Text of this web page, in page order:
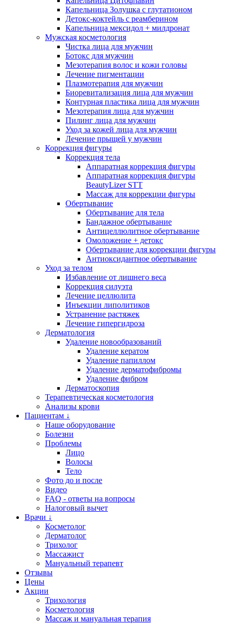
Капельница Золушка с глутатионом
Детокс-коктейль с реамберином
Капельница мексидол + милдронат
Мужская косметология
Чистка лица для мужчин
Ботокс для мужчин
Мезотерапия волос и кожи головы
Лечение пигментации
Плазмотерапия для мужчин
Биоревитализация лица для мужчин
Контурная пластика лица для мужчин
Мезотерапия лица для мужчин
Пилинг лица для мужчин
Уход за кожей лица для мужчин
Лечение прыщей у мужчин
Коррекция фигуры
Коррекция тела
Аппаратная коррекция фигуры
Аппаратная коррекция фигуры
BeautyLizer STT
Массаж для коррекции фигуры
Обертывание
Обертывание для тела
Бандажное обертывание
Антицеллюлитное обертывание
Омоложение + детокс
Обертывание для коррекции фигуры
Антиоксидантное обертывание
Уход за телом
Избавление от лишнего веса
Коррекция силуэта
Лечение целлюлита
Инъекции липолитиков
Устранение растяжек
Лечение гипергидроза
Дерматология
Удаление новообразований
Удаление кератом
Удаление папиллом
Удаление дерматофибромы
Удаление фибром
Дерматоскопия
Терапевтическая косметология
Анализы крови
Пациентам ↓
Наше оборудование
Болезни
Проблемы
Лицо
Волосы
Тело
Фото до и после
Видео
FAQ - ответы на вопросы
Налоговый вычет
Врачи ↓
Косметолог
Дерматолог
Трихолог
Массажист
Мануальный терапевт
Отзывы
Цены
Акции
Трихология
Косметология
Массаж и мануальная терапия